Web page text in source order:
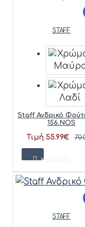
STAFF
Staff Ανδρικό
156.NOS
Τιμή 55.99€
ΚΑΛΆΘΙ
STAFF